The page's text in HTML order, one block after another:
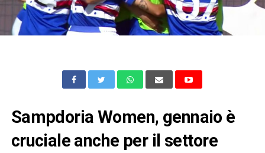
Sampdoria Women, gennaio è
cruciale anche per il settore